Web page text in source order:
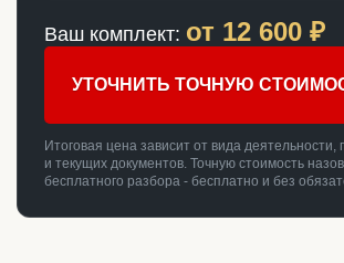
Ваш комплект: от 12 600 ₽
УТОЧНИТЬ ТОЧНУЮ
Итоговая цена зависит от вида
и текущих документов. Точную стоимость
бесплатного разбора - бесплатно и без